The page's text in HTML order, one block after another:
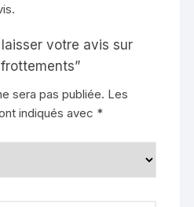
votre avis sur
sera pas publiée. Les
indiqués avec *